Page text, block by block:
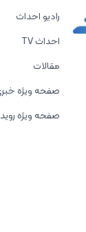
رادیو احداث
احداث TV
مقالات
صفحه ویژه
صفحه ویژه